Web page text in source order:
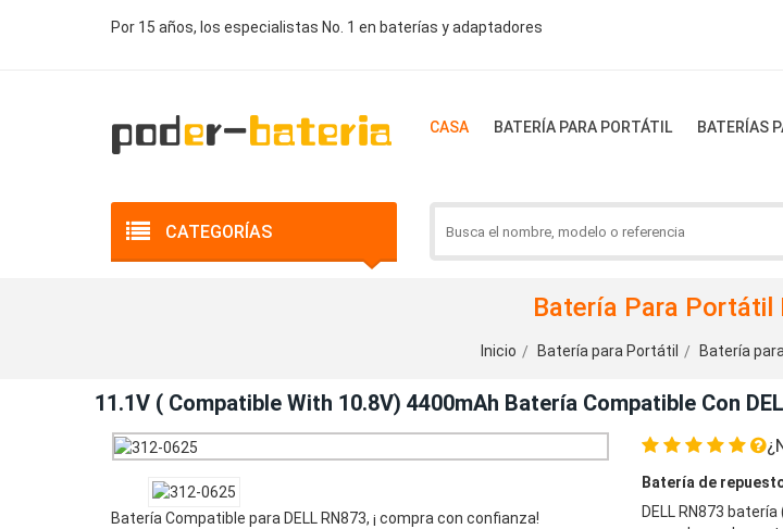
Por 15 años, los especialistas No. 1 en baterías y adaptadores
CASA BATERÍA PARA PORTÁTIL BATERÍAS
CATEGORÍAS
Batería Para Portátil
Inicio Batería para Portátil Batería
11.1V ( Compatible With 10.8V) 4400mAh Batería Compatible Con
Batería Compatible para DELL RN873, ¡ compra con confianza!
Batería de
DELL RN873